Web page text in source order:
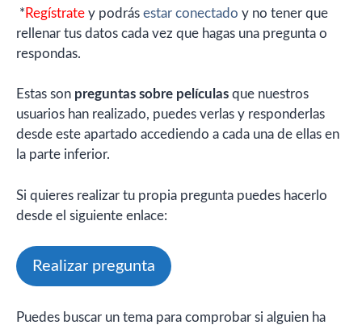
* Regístrate y podrás estar conectado y no tener que
rellenar tus datos cada vez que hagas una pregunta o
respondas.
Estas son preguntas sobre películas que nuestros
usuarios han realizado, puedes verlas y responderlas
desde este apartado accediendo a cada una de ellas en
la parte inferior.
Si quieres realizar tu propia pregunta puedes hacerlo
desde el siguiente enlace:
Realizar pregunta
Puedes buscar un tema para comprobar si alguien ha